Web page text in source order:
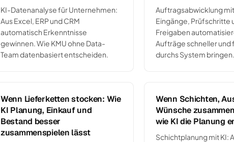
KI-Datenanalyse für Unternehmen:
Aus Excel, ERP und CRM
automatisch Erkenntnisse
gewinnen. Wie KMU ohne Data-
Team datenbasiert entscheiden.
Auftragsabwicklung
Eingänge, Prüfschritte
Freigaben
Aufträge schneller und
durchs System bringen.
Wenn Lieferketten stocken: Wie
KI Planung, Einkauf und
Bestand besser
zusammenspielen lässt
Wenn Schichten,
Wünsche
wie KI die Planung
Schichtplanung mit KI: